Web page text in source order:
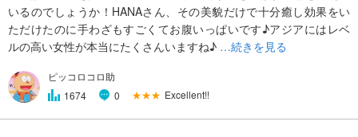
いるのでしょうか！HANAさん、その美貌だけで十分癒し効果をい
ただけたのに手わざもすごくてお腹いっぱいです♪アジアにはレベ
ルの高い女性が本当にたくさんいますね♪ …続きを見る
ピッコロコロ助
1674
0 ★★★ Excellent!!